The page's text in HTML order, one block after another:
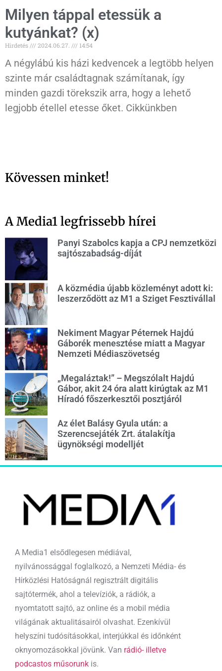
Milyen táppal etessük a
kutyánkat? (x)
Hirdetés 2024.06.27. 14:54
A négylábú kis házi kedvencek a legtöbb helyen
szinte már családtagnak számítanak, így
minden gazdi törekszik arra, hogy a lehető
legjobb étellel etesse őket. Cikkünkben
Kövessen minket!
A Media1 legfrissebb hírei
Panyi Szabolcs kapja a CPJ nemzetközi
sajtószabadság-díját
A közmédia újabb közleményt adott ki:
leszerződött az M1 a Sziget Fesztivállal
Nekiment Magyar Péternek Hajdú
Gáborék menesztése miatt a Magyar
Nemzeti Médiaszövetség
„Megaláztak!” – Megszólalt Hajdú
Gábor, akit 24 óra alatt kirúgtak az M1
Híradó főszerkesztői posztjáról
Az élet Balásy Gyula után: a
Szerencsejáték Zrt. átalakítja
ügynökségi modelljét
A Media1 elsődlegesen médiával,
nyilvánossággal foglalkozó, a Nemzeti Média- és
Hírközlési Hatóságnál regisztrált digitális
sajtótermék, ahol a televíziók, a rádiók, a
nyomtatott sajtó, az online és a mobil média
világának aktualitásairól olvashat. Ezenkívül
helyszíni tudósításokkal, interjúkkal és időnként
oknyomozásokkal jövünk. Van rádió- illetve
podcastos műsorunk is.